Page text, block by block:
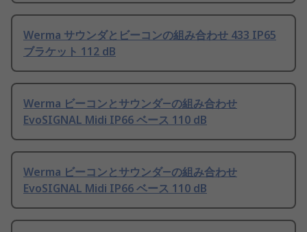
Werma サウンダとビーコンの組み合わせ 433 IP65
ブラケット 112 dB
Werma ビーコンとサウンダ―の組み合わせ
EvoSIGNAL Midi IP66 ベース 110 dB
Werma ビーコンとサウンダ―の組み合わせ
EvoSIGNAL Midi IP66 ベース 110 dB